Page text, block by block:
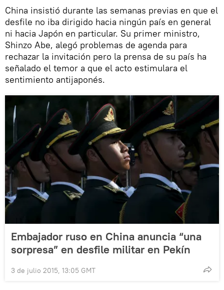
China insistió durante las semanas previas en que el
desfile no iba dirigido hacia ningún país en general
ni hacia Japón en particular. Su primer ministro,
Shinzo Abe, alegó problemas de agenda para
rechazar la invitación pero la prensa de su país ha
señalado el temor a que el acto estimulara el
sentimiento antijaponés.
Embajador ruso en China anuncia “una
sorpresa” en desfile militar en Pekín
3 de julio 2015, 13:05 GMT